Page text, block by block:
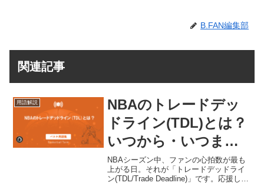
B.FAN編集部
関連記事
用語解説
NBAのトレードデッ
ドライン(TDL)とは？
いつから・いつま
で？【2025-26シーズ
ン】
NBAシーズン中、ファンの心拍数が最も
上がる日。それが「トレードデッドライ
ン(TDL/Trade Deadline)」です。応援して